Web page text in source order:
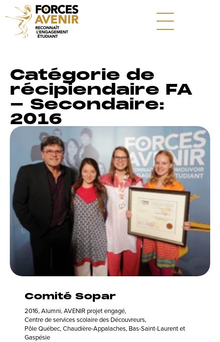
Catégorie de
récipiendaire FA
- Secondaire:
2016
Comité Sopar
2016,Alumni,AVENIR projet engagé,
Centre de services scolaire des Découvreurs,
Pôle Québec, Chaudière-Appalaches, Bas-Saint-Laurent et
Gaspésie